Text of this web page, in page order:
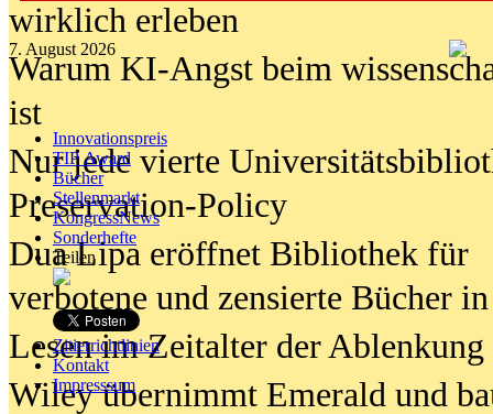
7. August 2026
Innovationspreis
TIP Award
Bücher
Stellenmarkt
KongressNews
Sonderhefte
Teilen
Zitierrichtlinien
Kontakt
Impresssum
wirklich erleben
Warum KI-Angst beim
ist
Nur jede vierte
Preservation-Policy
Dua Lipa eröffnet Bibliothek für
verbotene und zensierte Bücher
Lesen im Zeitalter der Ablenkung
Wiley übernimmt Emerald und